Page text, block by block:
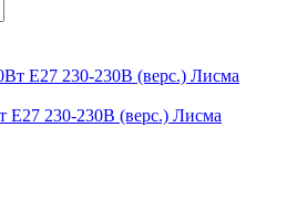
E27 230-230В (верс.) Лисма